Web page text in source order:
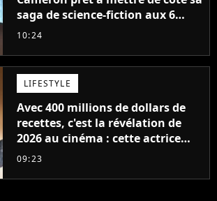
saga de science-fiction aux 6
milliards de recettes
10:24
LIFESTYLE
Avec 400 millions de dollars de
recettes, c'est la révélation de
2026 au cinéma : cette actrice
adorée prête à remplacer
09:23